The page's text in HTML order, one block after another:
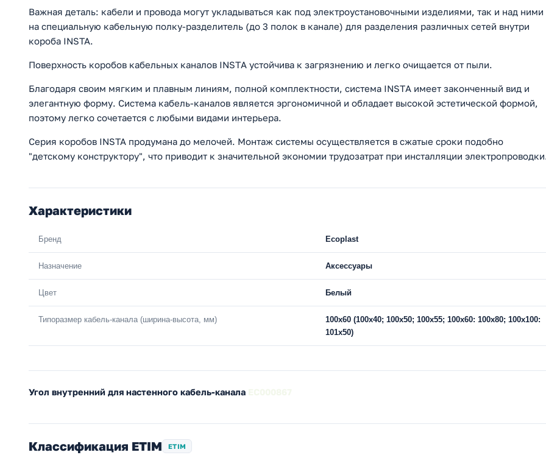
Важная деталь: кабели и провода могут укладываться как под электроустановочными изделиями, так и над ними
на специальную кабельную полку-разделитель (до 3 полок в канале) для разделения различных сетей внутри
короба INSTA.
Поверхность коробов кабельных каналов INSTА устойчива к загрязнению и легко очищается от пыли.
Благодаря своим мягким и плавным линиям, полной комплектности, система INSTА имеет законченный вид и
элегантную форму. Система кабель-каналов является эргономичной и обладает высокой эстетической формой,
поэтому легко сочетается с любыми видами интерьера.
Серия коробов INSTA продумана до мелочей. Монтаж системы осуществляется в сжатые сроки подобно
"детскому конструктору", что приводит к значительной экономии трудозатрат при инсталляции
Характеристики
Бренд Ecoplast
Назначение Аксессуары
Цвет Белый
Типоразмер кабель-канала (ширина-высота, мм)
100х60 (100х40; 100х50; 100х55; 100х60: 100х80; 100х100:
101х50)
Угол внутренний для настенного кабель-канала
Классификация ETIM ETIM